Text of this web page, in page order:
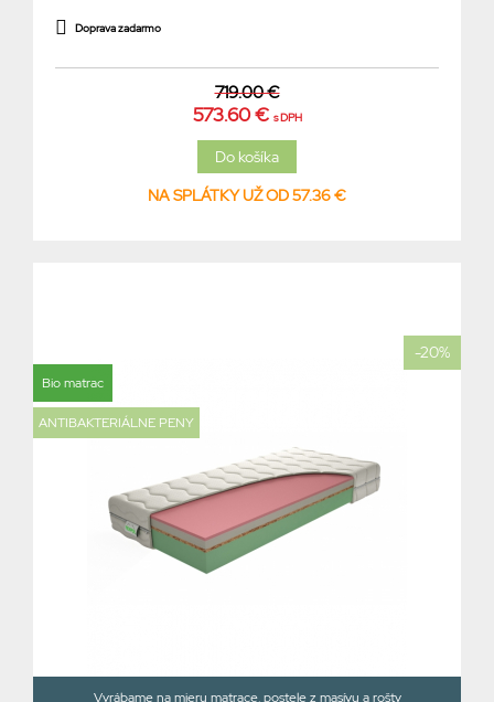
Doprava zadarmo
719.00 €
573.60 € s DPH
NA SPLÁTKY UŽ OD 57.36 €
-20%
Bio matrac
ANTIBAKTERIÁLNE PENY
Vyrábame na mieru matrace, postele z masívu a rošty